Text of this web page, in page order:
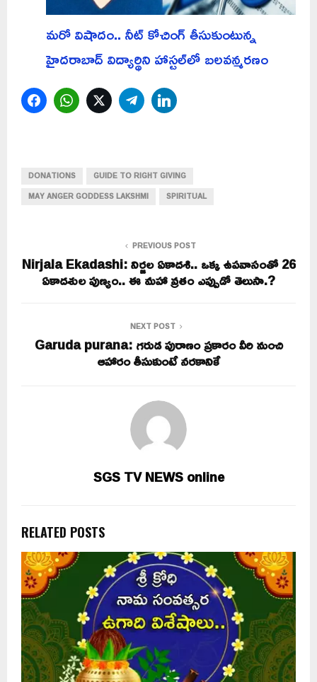
మరో విషాదం.. నీట్ కోచింగ్ తీసుకుంటున్న
హైదరాబాద్ విద్యార్థిని హాస్టల్‌లో బలవన్మరణం
FacebookWhatsAppTwitterTelegram
DONATIONS
GUIDE TO RIGHT GIVING
MAY ANGER GODDESS LAKSHMI
SPIRITUAL
PREVIOUS POST
Nirjala Ekadashi: నిర్జల ఏకాదశి.. ఒక్క ఉపవాసంతో 26
ఏకాదశుల పుణ్యం.. ఈ మహా వ్రతం ఎప్పుడో తెలుసా.?
NEXT POST
Garuda purana: గ‌రుడ పురాణం ప్ర‌కారం వీరి నుంచి
ఆహారం తీసుకుంటే నరకానికే
SGS TV NEWS online
RELATED POSTS